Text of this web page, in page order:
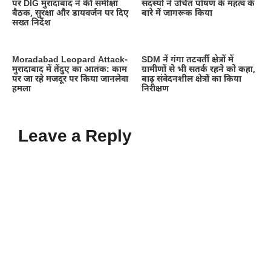
पर DIG मुरादाबाद ने की समीक्षा
बैठक, सुरक्षा और डायवर्जन पर दिए
सख्त निर्देश
सदस्यों ने उचित पोषण के महत्व के
बारे में जागरूक किया
Moradabad Leopard Attack-
मुरादाबाद में तेंदुए का आतंक: काम
पर जा रहे मजदूर पर किया जानलेवा
हमला
SDM नें गंगा तटवर्ती क्षेत्रों में
ग्रामीणों से भी सतर्क रहने को कहा,
बाढ़ संवेदनशील क्षेत्रों का किया
निरीक्षण
Leave a Reply